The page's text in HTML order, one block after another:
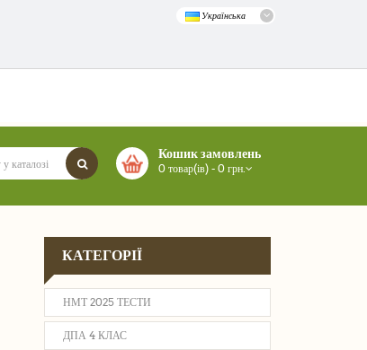
Українська
Кошик замовлень
0 товар(ів) - 0 грн.
КАТЕГОРІЇ
НМТ 2025 ТЕСТИ
ДПА 4 КЛАС